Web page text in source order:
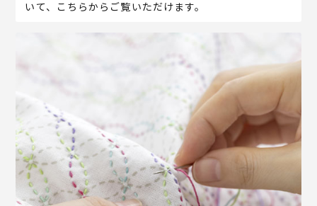
いて、こちらからご覧いただけます。